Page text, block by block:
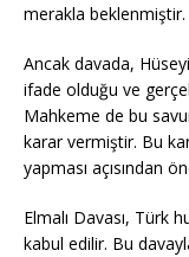
merakla beklenmiştir.
Ancak davada,
ifade olduğu ve
Mahkeme de bu
karar vermiştir. Bu
yapması açısından
Elmalı Davası, Türk
kabul edilir. Bu